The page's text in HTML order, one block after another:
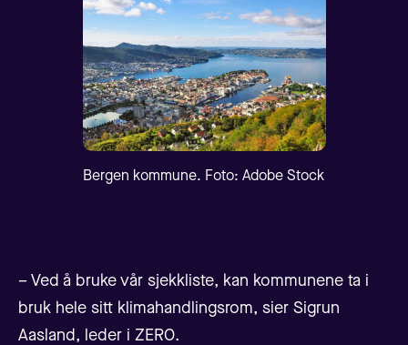
Bergen kommune. Foto: Adobe Stock
– Ved å bruke vår sjekkliste, kan kommunene ta i
bruk hele sitt klimahandlingsrom, sier Sigrun
Aasland, leder i ZERO.